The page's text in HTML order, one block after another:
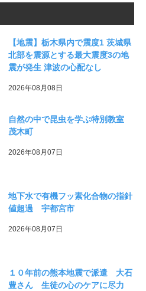
【地震】栃木県内で震度1 茨城県
北部を震源とする最大震度3の地
震が発生 津波の心配なし
2026年08月08日
自然の中で昆虫を学ぶ特別教室
茂木町
2026年08月07日
地下水で有機フッ素化合物の指針
値超過 宇都宮市
2026年08月07日
１０年前の熊本地震で派遣 大石
豊さん 生徒の心のケアに尽力